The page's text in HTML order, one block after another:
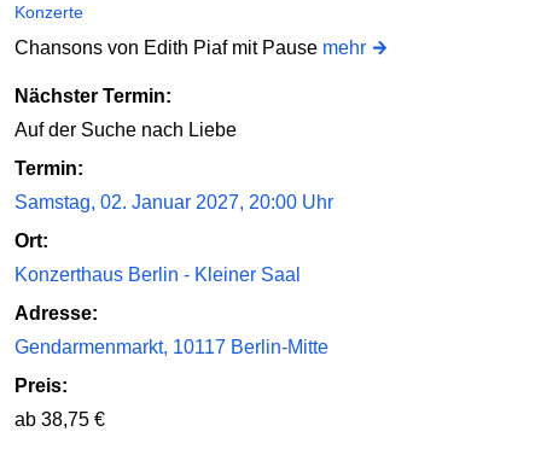
Konzerte
Chansons von Edith Piaf mit Pause mehr
Nächster Termin:
Auf der Suche nach Liebe
Termin:
Samstag, 02. Januar 2027, 20:00 Uhr
Ort:
Konzerthaus Berlin - Kleiner Saal
Adresse:
Gendarmenmarkt, 10117 Berlin-Mitte
Preis:
ab 38,75 €